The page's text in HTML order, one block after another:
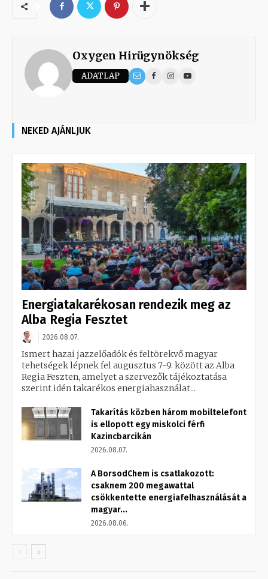
Oxygen Hirügynökség
ADATLAP
NEKED AJÁNLJUK
Energiatakarékosan rendezik meg az
Alba Regia Fesztet
2026.08.07.
Ismert hazai jazzelőadók és feltörekvő magyar
tehetségek lépnek fel augusztus 7-9. között az Alba
Regia Feszten, amelyet a szervezők tájékoztatása
szerint idén takarékos energiahasználat...
Takarítás közben három mobiltelefont
is ellopott egy miskolci férfi
Kazincbarcikán
2026.08.07.
A BorsodChem is csatlakozott:
csaknem 200 megawattal
csökkentette energiafelhasználását a
magyar...
2026.08.06.